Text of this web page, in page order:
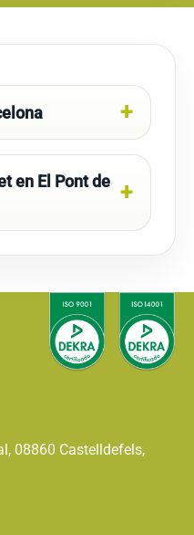
en El Pont de
08860 Castelldefels,